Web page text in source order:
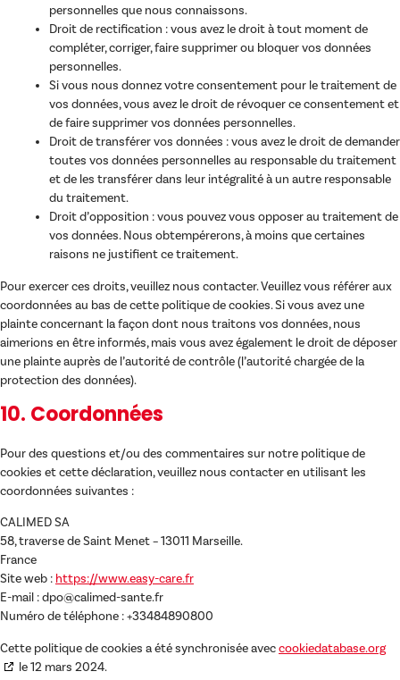
personnelles que nous connaissons.
Droit de rectification : vous avez le droit à tout moment de
compléter, corriger, faire supprimer ou bloquer vos données
personnelles.
Si vous nous donnez votre consentement pour le traitement de
vos données, vous avez le droit de révoquer ce consentement et
de faire supprimer vos données personnelles.
Droit de transférer vos données : vous avez le droit de demander
toutes vos données personnelles au responsable du traitement
et de les transférer dans leur intégralité à un autre responsable
du traitement.
Droit d’opposition : vous pouvez vous opposer au traitement de
vos données. Nous obtempérerons, à moins que certaines
raisons ne justifient ce traitement.
Pour exercer ces droits, veuillez nous contacter. Veuillez vous référer aux
coordonnées au bas de cette politique de cookies. Si vous avez une
plainte concernant la façon dont nous traitons vos données, nous
aimerions en être informés, mais vous avez également le droit de déposer
une plainte auprès de l’autorité de contrôle (l’autorité chargée de la
protection des données).
10. Coordonnées
Pour des questions et/ou des commentaires sur notre politique de
cookies et cette déclaration, veuillez nous contacter en utilisant les
coordonnées suivantes :
CALIMED SA
58, traverse de Saint Menet – 13011 Marseille.
France
Site web : https://www.easy-care.fr
E-mail :dpo@calimed-sante.fr
Numéro de téléphone : +33484890800
Cette politique de cookies a été synchronisée aveccookiedatabase.org
le 12 mars 2024.